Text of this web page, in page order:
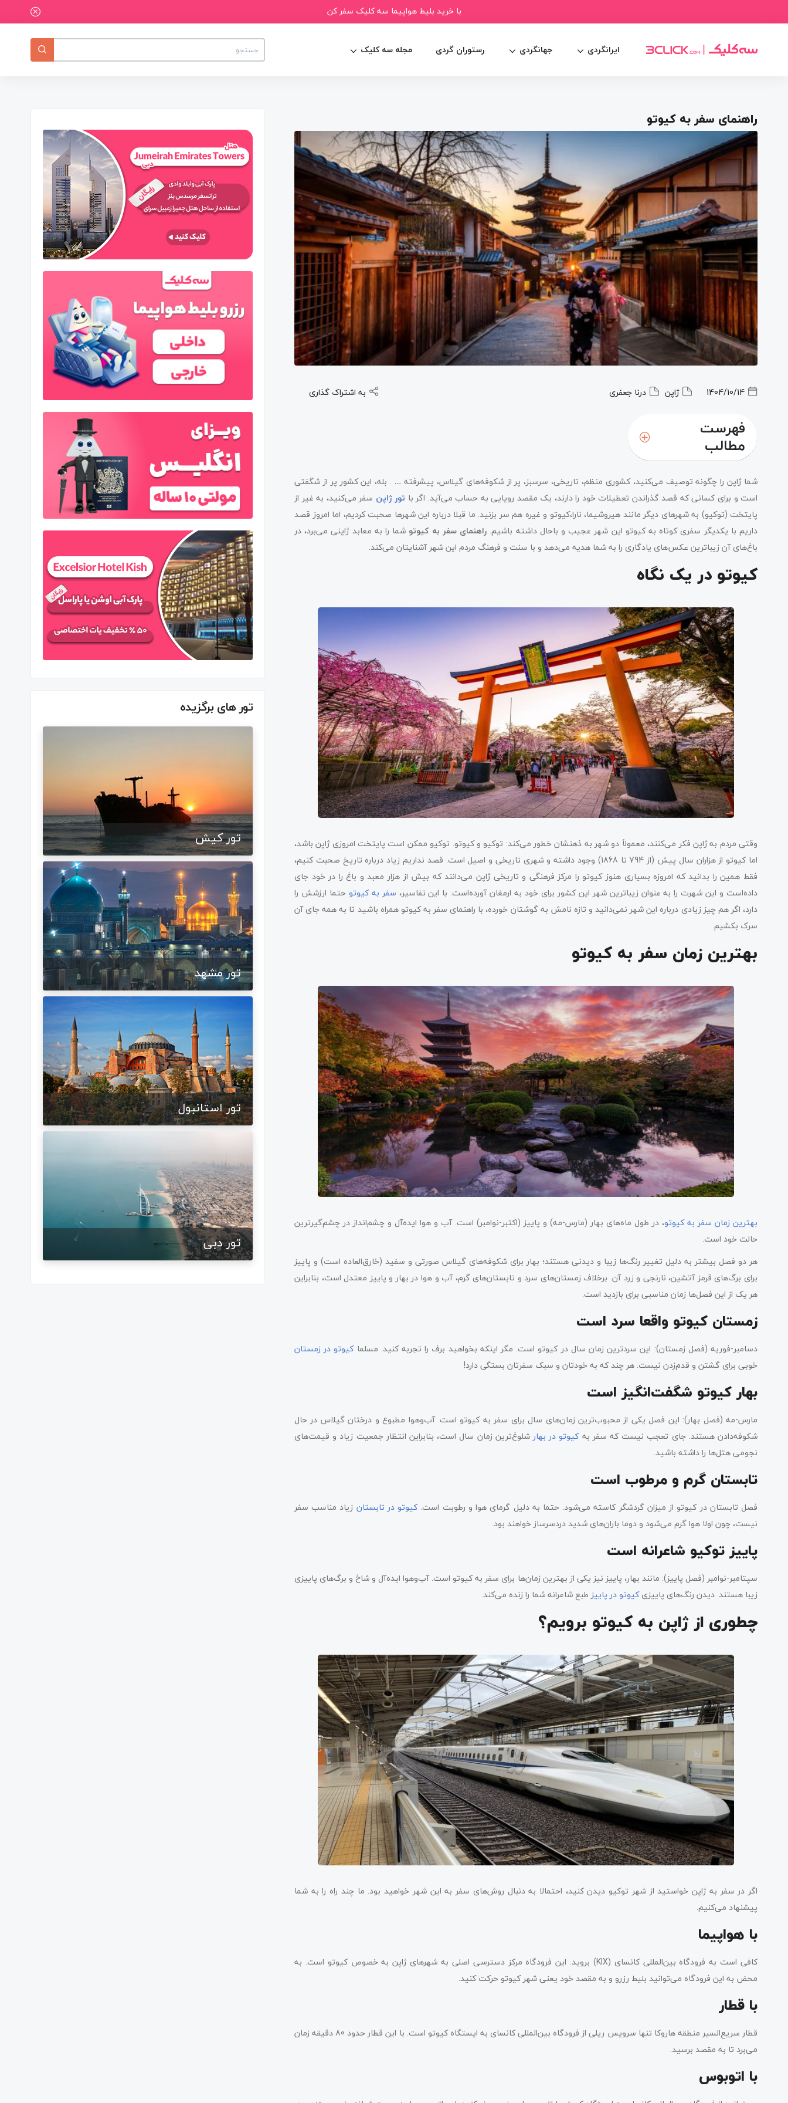
با خرید بلیط هواپیما سه کلیک سفر کن
ایرانگردی جهانگردی رستوران گردی مجله سه کلیک
راهنمای سفر به کیوتو
1404/10/14 ژاپن درنا جعفری به اشتراک گذاری
فهرست
مطالب
شما ژاپن را چگونه توصیف می‌کنید، کشوری منظم، تاریخی، سرسبز، پر از شکوفه‌های گیلاس، پیشرفته … . بله، این کشور پر از شگفتی
است و برای کسانی که قصد گذراندن تعطیلات خود را دارند، یک مقصد رویایی به حساب می‌آید. اگر با تور ژاپن سفر می‌کنید، به غیر از
پایتخت (توکیو) به شهرهای دیگر مانند هیروشیما، نارا،کیوتو و غیره هم سر بزنید. ما قبلا درباره این شهرها صحبت کردیم، اما امروز قصد
داریم با یکدیگر سفری کوتاه به کیوتو این شهر عجیب و باحال داشته باشیم. راهنمای سفر به کیوتو شما را به معابد ژاپنی می‌برد، در
باغ‌های آن زیباترین عکس‌های یادگاری را به شما هدیه می‌دهد و با سنت و فرهنگ مردم این شهر آشنایتان می‌کند.
کیوتو در یک نگاه
وقتی مردم به ژاپن فکر می‌کنند، معمولاً دو شهر به ذهنشان خطور می‌کند: توکیو و کیوتو. توکیو ممکن است پایتخت امروزی ژاپن باشد،
اما کیوتو از هزاران سال پیش (از 794 تا 1868) وجود داشته و شهری تاریخی و اصیل است. قصد نداریم زیاد درباره تاریخ صحبت کنیم،
فقط همین را بدانید که امروزه بسیاری هنوز کیوتو را مرکز فرهنگی و تاریخی ژاپن می‌دانند که بیش از هزار معبد و باغ را در خود جای
داده‌است و این شهرت را به عنوان زیباترین شهر این کشور برای خود به ارمغان آورده‌است. با این تفاسیر، سفر به کیوتو حتما ارزشش را
دارد، اگر هم چیز زیادی درباره این شهر نمی‌دانید و تازه نامش به گوشتان خورده، با راهنمای سفر به کیوتو همراه باشید تا به همه جای آن
سرک بکشیم.
بهترین زمان سفر به کیوتو
بهترین زمان سفر به کیوتو، در طول ماه‌های بهار (مارس-مه) و پاییز (اکتبر-نوامبر) است. آب و هوا ایده‌آل و چشم‌انداز در چشم‌گیرترین
حالت خود است.
هر دو فصل بیشتر به دلیل تغییر رنگ‌ها زیبا و دیدنی هستند؛ بهار برای شکوفه‌های گیلاس صورتی و سفید (خارق‌العاده است) و پاییز
برای برگ‌های قرمز آتشین، نارنجی و زرد آن. برخلاف زمستان‌های سرد و تابستان‌های گرم، آب و هوا در بهار و پاییز معتدل است، بنابراین
هر یک از این فصل‌ها زمان مناسبی برای بازدید است.
زمستان کیوتو واقعا سرد است
دسامبر-فوریه (فصل زمستان): این سردترین زمان سال در کیوتو است. مگر اینکه بخواهید برف را تجربه کنید. مسلماکیوتو در زمستان
خوبی برای گشتن و قدم‌زدن نیست. هر چند که به خودتان و سبک سفرتان بستگی دارد!
بهار کیوتو شگفت‌انگیز است
مارس-مه (فصل بهار): این فصل یکی از محبوب‌ترین زمان‌های سال برای سفر به کیوتو است. آب‌و‌هوا مطبوع و درختان گیلاس در حال
شکوفه‌دادن هستند. جای تعجب نیست که سفر به کیوتو در بهار شلوغ‌ترین زمان سال است، بنابراین انتظار جمعیت زیاد و قیمت‌های
نجومی هتل‌ها را داشته باشید.
تابستان گرم و مرطوب است
فصل تابستان در کیوتو از میزان گردشگر کاسته می‌شود. حتما به دلیل گرمای هوا و رطوبت است.کیوتو در تابستان زیاد مناسب سفر
نیست، چون اولا هوا گرم می‌شود و دوما باران‌های شدید دردسر‌ساز خواهند بود.
پاییز توکیو شاعرانه است
سپتامبر-نوامبر (فصل پاییز): مانند بهار، پاییز نیز یکی از بهترین زمان‌ها برای سفر به کیوتو است. آب‌و‌هوا ایده‌آل و شاخ و برگ‌های پاییزی
زیبا هستند. دیدن رنگ‌های پاییزیکیوتو در پاییز طبع شاعرانه شما را زنده می‌کند.
چطوری از ژاپن به کیوتو برویم؟
اگر در سفر به ژاپن خواستید از شهر توکیو دیدن کنید، احتمالا به دنبال روش‌های سفر به این شهر خواهید بود. ما چند راه را به شما
پیشنهاد می‌کنیم.
با هواپیما
کافی است به فرودگاه بین‌المللی کانسای (KIX) بروید. این فرودگاه مرکز دسترسی اصلی به شهرهای ژاپن به خصوص کیوتو است. به
محض به این فرودگاه می‌توانید بلیط رزرو و به مقصد خود یعنی شهر کیوتو حرکت کنید.
با قطار
قطار سریع‌السیر منطقه هاروکا تنها سرویس ریلی از فرودگاه بین‌المللی کانسای به ایستگاه کیوتو است. با این قطار حدود 80 دقیقه زمان
می‌برد تا به مقصد برسید.
با اتوبوس
تور های برگزیده
تور کیش
تور مشهد
تور استانبول
تور دبی